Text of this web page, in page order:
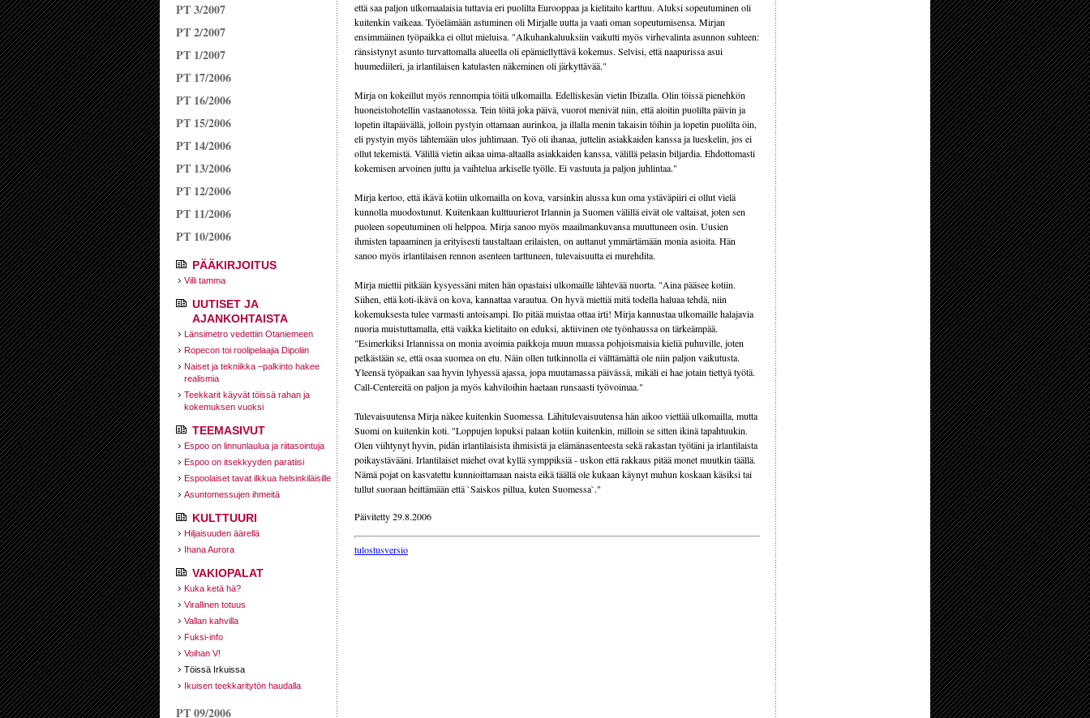
PT 3/2007
PT 2/2007
PT 1/2007
PT 17/2006
PT 16/2006
PT 15/2006
PT 14/2006
PT 13/2006
PT 12/2006
PT 11/2006
PT 10/2006
PÄÄKIRJOITUS
Villi tamma
UUTISET JA
AJANKOHTAISTA
Länsimetro vedettiin Otaniemeen
Ropecon toi roolipelaajia Dipoliin
Naiset ja tekniikka –palkinto hakee
realismia
Teekkarit käyvät töissä rahan ja
kokemuksen vuoksi
TEEMASIVUT
Espoo on linnunlaulua ja riitasointuja
Espoo on itsekkyyden paratiisi
Espoolaiset tavat ilkkua helsinkiläisille
Asuntomessujen ihmeitä
KULTTUURI
Hiljaisuuden äärellä
Ihana Aurora
VAKIOPALAT
Kuka ketä hä?
Virallinen totuus
Vallan kahvilla
Fuksi-info
Voihan V!
Töissä Irkuissa
Ikuisen teekkaritytön haudalla
PT 09/2006
että saa paljon ulkomaalaisia tuttavia eri puolilta Eurooppaa ja kielitaito karttuu. Aluksi sopeutuminen oli
kuitenkin vaikeaa. Työelämään astuminen oli Mirjalle uutta ja vaati oman sopeutumisensa. Mirjan
ensimmäinen työpaikka ei ollut mieluisa. "Alkuhankaluuksiin vaikutti myös virhevalinta asunnon suhteen:
ränsistynyt asunto turvattomalla alueella oli epämiellyttävä kokemus. Selvisi, että naapurissa asui
huumediileri, ja irlantilaisen katulasten näkeminen oli järkyttävää."
Mirja on kokeillut myös rennompia töitä ulkomailla. Edelliskesän vietin Ibizalla. Olin töissä pienehkön
huoneistohotellin vastaanotossa. Tein töitä joka päivä, vuorot menivät niin, että aloitin puolilta päivin ja
lopetin iltapäivällä, jolloin pystyin ottamaan aurinkoa, ja illalla menin takaisin töihin ja lopetin puolilta öin,
eli pystyin myös lähtemään ulos juhlimaan. Työ oli ihanaa, juttelin asiakkaiden kanssa ja lueskelin, jos ei
ollut tekemistä. Välillä vietin aikaa uima-altaalla asiakkaiden kanssa, välillä pelasin biljardia. Ehdottomasti
kokemisen arvoinen juttu ja vaihtelua arkiselle työlle. Ei vastuuta ja paljon juhlintaa."
Mirja kertoo, että ikävä kotiin ulkomailla on kova, varsinkin alussa kun oma ystäväpiiri ei ollut vielä
kunnolla muodostunut. Kuitenkaan kulttuurierot Irlannin ja Suomen välillä eivät ole valtaisat, joten sen
puoleen sopeutuminen oli helppoa. Mirja sanoo myös maailmankuvansa muuttuneen osin. Uusien
ihmisten tapaaminen ja erityisesti taustaltaan erilaisten, on auttanut ymmärtämään monia asioita. Hän
sanoo myös irlantilaisen rennon asenteen tarttuneen, tulevaisuutta ei murehdita.
Mirja miettii pitkään kysyessäni miten hän opastaisi ulkomaille lähtevää nuorta. "Aina pääsee kotiin.
Siihen, että koti-ikävä on kova, kannattaa varautua. On hyvä miettiä mitä todella haluaa tehdä, niin
kokemuksesta tulee varmasti antoisampi. Ilo pitää muistaa ottaa irti! Mirja kannustaa ulkomaille halajavia
nuoria muistuttamalla, että vaikka kielitaito on eduksi, aktiivinen ote työnhaussa on tärkeämpää.
"Esimerkiksi Irlannissa on monia avoimia paikkoja muun muassa pohjoismaisia kieliä puhuville, joten
pelkästään se, että osaa suomea on etu. Näin ollen tutkinnolla ei välttämättä ole niin paljon vaikutusta.
Yleensä työpaikan saa hyvin lyhyessä ajassa, jopa muutamassa päivässä, mikäli ei hae jotain tiettyä työtä.
Call-Centereitä on paljon ja myös kahviloihin haetaan runsaasti työvoimaa."
Tulevaisuutensa Mirja näkee kuitenkin Suomessa. Lähitulevaisuutensa hän aikoo viettää ulkomailla, mutta
Suomi on kuitenkin koti. "Loppujen lopuksi palaan kotiin kuitenkin, milloin se sitten ikinä tapahtuukin.
Olen viihtynyt hyvin, pidän irlantilaisista ihmisistä ja elämänasenteesta sekä rakastan työtäni ja irlantilaista
poikaystävääni. Irlantilaiset miehet ovat kyllä symppiksiä - uskon että rakkaus pitää monet muutkin täällä.
Nämä pojat on kasvatettu kunnioittamaan naista eikä täällä ole kukaan käynyt muhun koskaan käsiksi tai
tullut suoraan heittämään että `Saiskos pillua, kuten Suomessa`."
Päivitetty 29.8.2006
tulostusversio